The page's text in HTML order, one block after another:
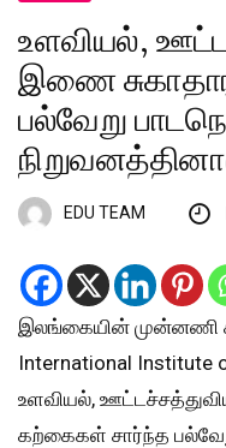
உளவியல்,
இணை
பல்வேறு
EDU TEAM
இலங்கையின் முன்னணி
International Institute
உளவியல்,
கற்கைகள் சார்ந்த